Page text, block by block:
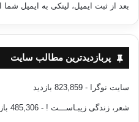
بعد از ثبت ایمیل، لینکی به ایمیل شما
پربازدیدترین مطالب سایت
سایت نوگرا - 823,859 بازدید
شعر، زندگی زیبـاســـت ! - 485,306 بازدید